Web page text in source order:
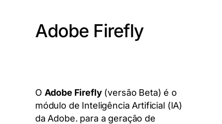
Adobe Firefly
O Adobe Firefly(versão Beta) é o
módulo de Inteligência Artificial (IA)
da Adobe. para a geração de